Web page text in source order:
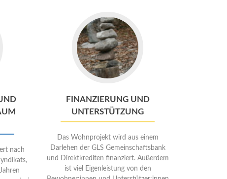
nach
Go
to
Finanzierung
und
Unterstützung
FINANZIERUNG UND
UNTERSTÜTZUNG
Das Wohnprojekt wird aus einem
Darlehen der GLS Gemeinschaftsbank
und Direktkrediten finanziert. Außerdem
ist viel Eigenleistung von den